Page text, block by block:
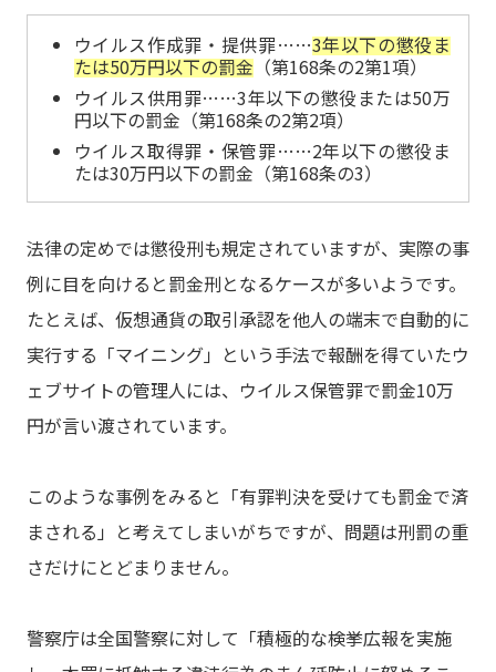
ウイルス作成罪・提供罪……3年以下の懲役ま
たは50万円以下の罰金（第168条の2第1項）
ウイルス供用罪……3年以下の懲役または50万
円以下の罰金（第168条の2第2項）
ウイルス取得罪・保管罪……2年以下の懲役ま
たは30万円以下の罰金（第168条の3）
法律の定めでは懲役刑も規定されていますが、実際の事
例に目を向けると罰金刑となるケースが多いようです。
たとえば、仮想通貨の取引承認を他人の端末で自動的に
実行する「マイニング」という手法で報酬を得ていたウ
ェブサイトの管理人には、ウイルス保管罪で罰金10万
円が言い渡されています。
このような事例をみると「有罪判決を受けても罰金で済
まされる」と考えてしまいがちですが、問題は刑罰の重
さだけにとどまりません。
警察庁は全国警察に対して「積極的な検挙広報を実施